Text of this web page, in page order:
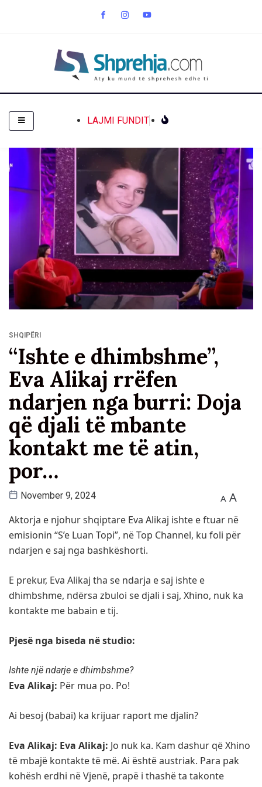
LAJMI FUNDIT
SHQIPËRI
“Ishte e dhimbshme”,
Eva Alikaj rrëfen
ndarjen nga burri: Doja
që djali të mbante
kontakt me të atin,
por…
November 9, 2024 A A
Aktorja e njohur shqiptare Eva Alikaj ishte e ftuar në
emisionin “S’e Luan Topi”, në Top Channel, ku foli për
ndarjen e saj nga bashkëshorti.
E prekur, Eva Alikaj tha se ndarja e saj ishte e
dhimbshme, ndërsa zbuloi se djali i saj, Xhino, nuk ka
kontakte me babain e tij.
Pjesë nga biseda në studio:
Ishte një ndarje e dhimbshme?
Eva Alikaj: Për mua po. Po!
Ai besoj (babai) ka krijuar raport me djalin?
Eva Alikaj: Eva Alikaj: Jo nuk ka. Kam dashur që Xhino
të mbajë kontakte të më. Ai është austriak. Para pak
kohësh erdhi në Vjenë, prapë i thashë ta takonte